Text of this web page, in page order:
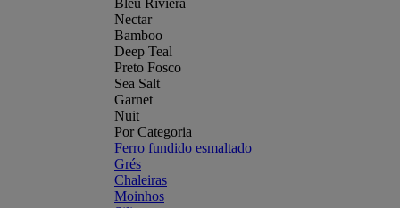
Bleu Riviera
Nectar
Bamboo
Deep Teal
Preto Fosco
Sea Salt
Garnet
Nuit
Por Categoria
Ferro fundido esmaltado
Grés
Chaleiras
Moinhos